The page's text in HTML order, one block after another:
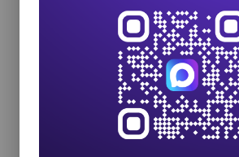
BEA Systems открыла код
коммерческой среды
Workshop - Application
Project Beehive. Данный
приложений за счет
Действуя во спасение (на
Еженедельник Computerworld
посвященный такой
восстановление